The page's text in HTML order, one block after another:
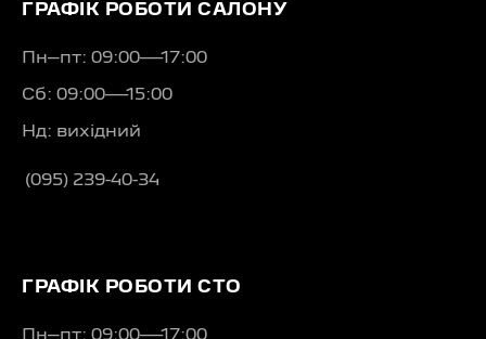
ГРАФІК РОБОТИ САЛОНУ
Пн–пт: 09:00—17:00
Сб: 09:00—15:00
Нд: вихідний
(095) 239-40-34
ГРАФІК РОБОТИ СТО
Пн–пт: 09:00—17:00